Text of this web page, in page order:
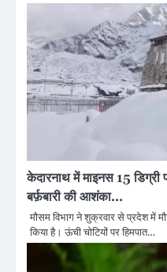
केदारनाथ में माइनस 15 डिग्री
बर्फ़बारी की आशंका…
मौसम विभाग ने शुक्रवार से प्रदेश में
किया है। ऊंची चोटियों पर हिमपात…